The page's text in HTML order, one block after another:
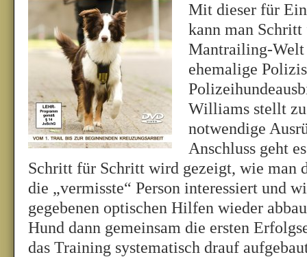
Mit dieser für
kann man
Mantrailing-Welt
ehemalige
Williams stellt
notwendige
Anschluss geht
Schritt für Schritt wird gezeigt, wie man
die „vermisste“ Person interessiert und
gegebenen optischen Hilfen wieder
Hund dann gemeinsam die ersten
das Training systematisch drauf